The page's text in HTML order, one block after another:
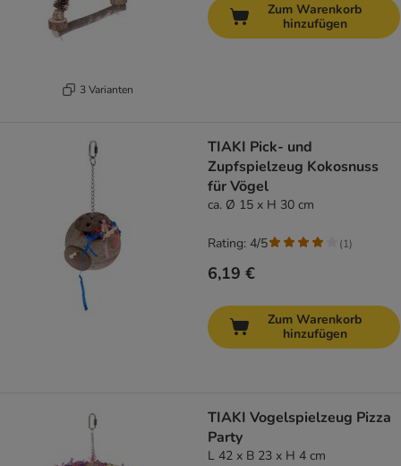
3 Varianten
Zum Warenkorb
hinzufügen
TIAKI Pick- und
Zupfspielzeug Kokosnuss
für Vögel
ca. Ø 15 x H 30 cm
6,19 €
Rating: 4/5 (1)
Zum Warenkorb
hinzufügen
TIAKI Vogelspielzeug Pizza
Party
L 42 x B 23 x H 4 cm